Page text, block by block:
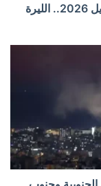
سعر الدولار اليوم في سوريا السبت 4 أبريل 2026.. الليرة